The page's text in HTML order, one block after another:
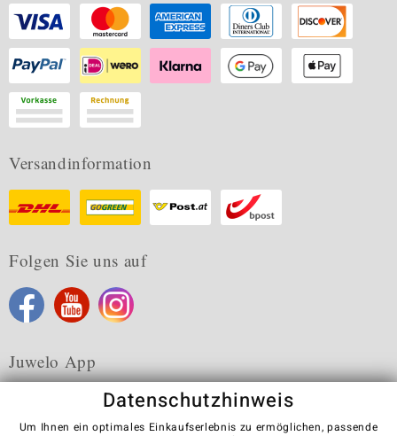
Versandinformation
Folgen Sie uns auf
Juwelo App
Datenschutzhinweis
Um Ihnen ein optimales Einkaufserlebnis zu ermöglichen, passende